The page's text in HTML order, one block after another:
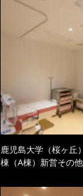
鹿児島大学（桜ヶ丘
棟（A棟）新営その